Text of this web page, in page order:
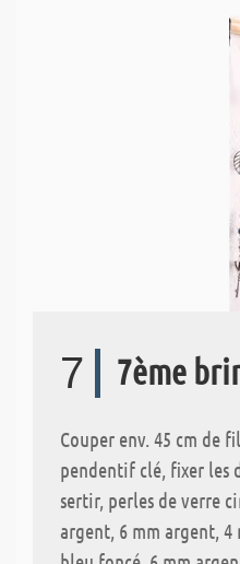
7 7ème
Couper env. 45 cm de
pendentif clé, fixer les
sertir, perles de verre
argent, 6 mm argent, 4